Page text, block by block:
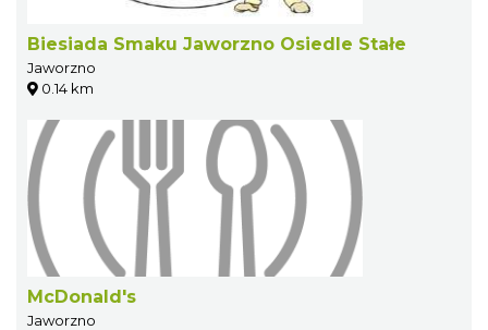
Biesiada Smaku Jaworzno Osiedle Stałe
Jaworzno
0.14 km
McDonald's
Jaworzno